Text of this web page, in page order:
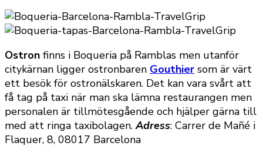
Ostron finns i Boqueria på Ramblas men utanför
citykärnan ligger ostronbaren Gouthier som är värt
ett besök för ostronälskaren. Det kan vara svårt att
få tag på taxi när man ska lämna restaurangen men
personalen är tillmötesgående och hjälper gärna till
med att ringa taxibolagen.Adress: Carrer de Mañé i
Flaquer, 8, 08017 Barcelona